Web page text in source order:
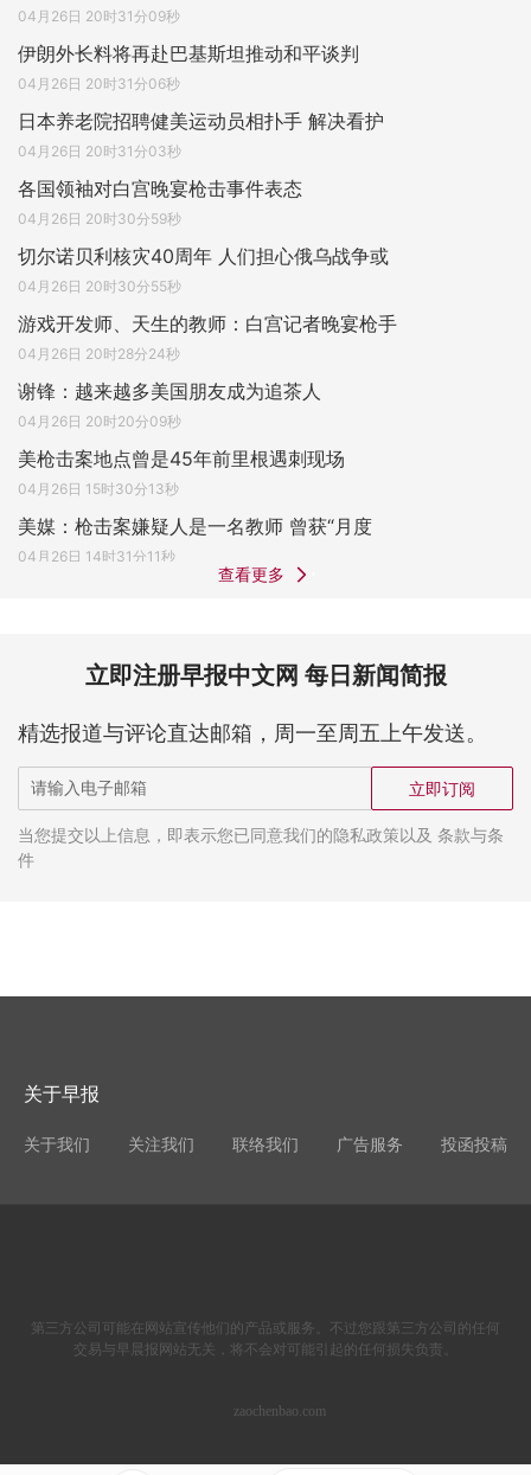
04月26日 20时31分09秒
伊朗外长料将再赴巴基斯坦推动和平谈判
04月26日 20时31分06秒
日本养老院招聘健美运动员相扑手 解决看护
04月26日 20时31分03秒
各国领袖对白宫晚宴枪击事件表态
04月26日 20时30分59秒
切尔诺贝利核灾40周年 人们担心俄乌战争或
04月26日 20时30分55秒
游戏开发师、天生的教师：白宫记者晚宴枪手
04月26日 20时28分24秒
谢锋：越来越多美国朋友成为追茶人
04月26日 20时20分09秒
美枪击案地点曾是45年前里根遇刺现场
04月26日 15时30分13秒
美媒：枪击案嫌疑人是一名教师 曾获“月度
04月26日 14时31分11秒
查看更多
立即注册早报中文网 每日新闻简报
精选报道与评论直达邮箱，周一至周五上午发送。
立即订阅
当您提交以上信息，即表示您已同意我们的隐私政策以及 条款与条
件
关于早报
关于我们 关注我们 联络我们 广告服务 投函投稿
第三方公司可能在网站宣传他们的产品或服务。不过您跟第三方公司的任何
交易与早晨报网站无关，将不会对可能引起的任何损失负责。
zaochenbao.com